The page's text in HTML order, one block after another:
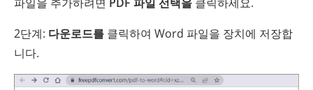
2단계: 다운로드를 클릭하여 Word 파일을 장치에 저장합
니다.